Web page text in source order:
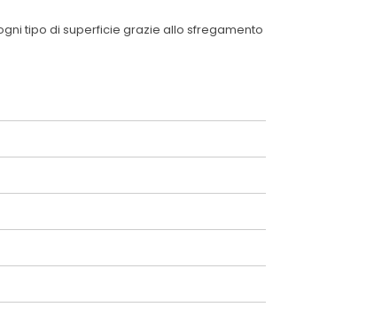
tipo di superficie grazie allo sfregamento